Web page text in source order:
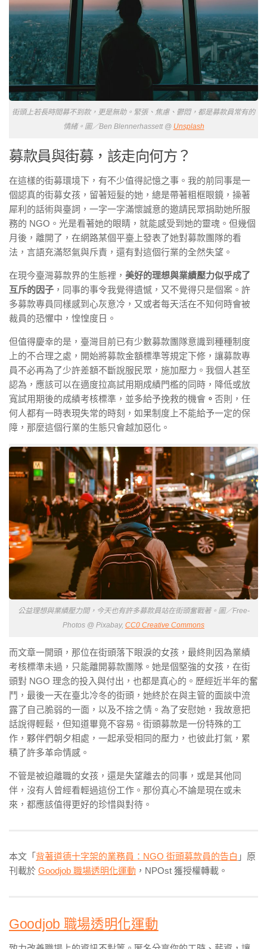
街頭上若長時間募不到款，更是無助。緊張、焦慮、鬱悶，都是募款員常有的
情緒。圖／Ben Blennerhassett @ Unsplash
募款員與街募，該走向何方？
在這樣的街募環境下，有不少值得記憶之事。我的前同事是一
個認真的街募女孩，留著短髮的她，總是帶著粗框眼鏡，操著
犀利的話術與臺詞，一字一字滿懷誠意的邀請民眾捐助她所服
務的 NGO。光是看著她的眼睛，就能感受到她的靈魂。但幾個
月後，離開了，在網路某個平臺上發表了她對募款團隊的看
法，言語充滿怒氣與斥責，還有對這個行業的全然失望。
在現今臺灣募款界的生態裡， 美好的理想與業績壓力似乎成了
互斥的因子 ，同事的事令我覺得遺憾，又不覺得只是個案。許
多募款專員同樣感到心灰意冷，又或者每天活在不知何時會被
裁員的恐懼中，惶惶度日。
但值得慶幸的是，臺灣目前已有少數募款團隊意識到種種制度
上的不合理之處，開始將募款金額標準等規定下修，讓募款專
員不必再為了少許差額不斷說服民眾，施加壓力。我個人甚至
認為，應該可以在適度拉高試用期成績門檻的同時，降低或放
寬試用期後的成績考核標準，並多給予挽救的機會 。 否則，任
何人都有一時表現失常的時刻，如果制度上不能給予一定的保
障，那麼這個行業的生態只會越加惡化。
公益理想與業績壓力間，今天也有許多募款員站在街頭奮戰著。圖／Free-
Photos @ Pixabay, CC0 Creative Commons
而文章一開頭，那位在街頭落下眼淚的女孩，最終則因為業績
考核標準未過，只能離開募款團隊。她是個堅強的女孩，在街
頭對 NGO 理念的投入與付出，也都是真心的。歷經近半年的奮
鬥，最後一天在臺北冷冬的街頭，她終於在與主管的面談中流
露了自己脆弱的一面，以及不捨之情。為了安慰她，我故意把
話說得輕鬆，但知道畢竟不容易。街頭募款是一份特殊的工
作，夥伴們朝夕相處，一起承受相同的壓力，也彼此打氣，累
積了許多革命情感。
不管是被迫離職的女孩，還是失望離去的同事，或是其他同
伴，沒有人曾經看輕過這份工作。那份真心不論是現在或未
來，都應該值得更好的珍惜與對待。
本文「 背著道德十字架的業務員：NGO 街頭募款員的告白 」原
刊載於 Goodjob 職場透明化運動 ，NPOst 獲授權轉載。
Goodjob 職場透明化運動